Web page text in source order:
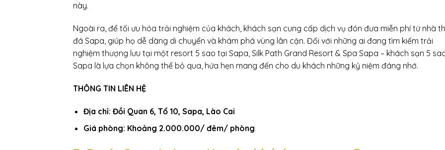
này.
Ngoài ra, để tối ưu hóa trải nghiệm của khách, khách sạn cung cấp dịch vụ đón đưa miễn phí từ nhà
đá Sapa, giúp họ dễ dàng di chuyển và khám phá vùng lân cận. Đối với những ai đang tìm kiếm trải
nghiệm thượng lưu tại một resort 5 sao tại Sapa, Silk Path Grand Resort & Spa Sapa – khách sạn 5
Sapa là lựa chọn không thể bỏ qua, hứa hẹn mang đến cho du khách những kỷ niệm đáng nhớ.
THÔNG TIN LIÊN HỆ
Địa chỉ: Đồi Quan 6, Tổ 10, Sapa, Lào Cai
Giá phòng: Khoảng 2.000.000/ đêm/ phòng